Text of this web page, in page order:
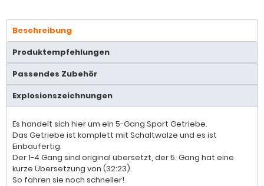
Beschreibung
Produktempfehlungen
Passendes Zubehör
Explosionszeichnungen
Es handelt sich hier um ein 5-Gang Sport Getriebe.
Das Getriebe ist komplett mit Schaltwalze und es ist
Einbaufertig.
Der 1-4 Gang sind original übersetzt, der 5. Gang hat eine
kurze Übersetzung von (32:23).
So fahren sie noch schneller!